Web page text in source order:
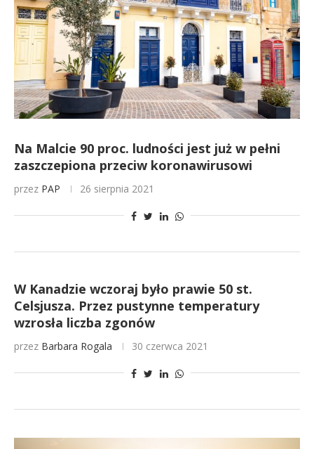
Na Malcie 90 proc. ludności jest już w pełni
zaszczepiona przeciw koronawirusowi
przez PAP 26 sierpnia 2021
W Kanadzie wczoraj było prawie 50 st.
Celsjusza. Przez pustynne temperatury
wzrosła liczba zgonów
przez Barbara Rogala 30 czerwca 2021